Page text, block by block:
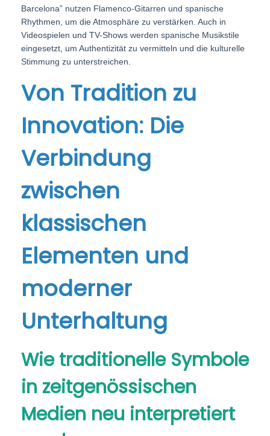
Barcelona” nutzen Flamenco-Gitarren und spanische
Rhythmen, um die Atmosphäre zu verstärken. Auch in
Videospielen und TV-Shows werden spanische Musikstile
eingesetzt, um Authentizität zu vermitteln und die kulturelle
Stimmung zu unterstreichen.
Von Tradition zu
Innovation: Die
Verbindung
zwischen
klassischen
Elementen und
moderner
Unterhaltung
Wie traditionelle Symbole
in zeitgenössischen
Medien neu interpretiert